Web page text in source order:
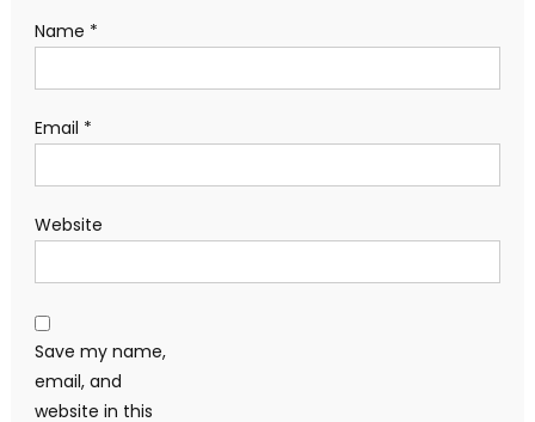
Name *
Email *
Website
Save my name,
email, and
website in this